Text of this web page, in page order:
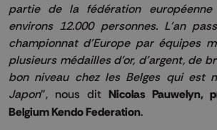
partie de la fédération
environs 12.000 personnes. L'an
championnat d'Europe par équipes
plusieurs médailles d'or, d'argent, de
bon niveau chez les Belges qui est
Japon", nous dit Nicolas Pauwelyn,
Belgium Kendo Federation.